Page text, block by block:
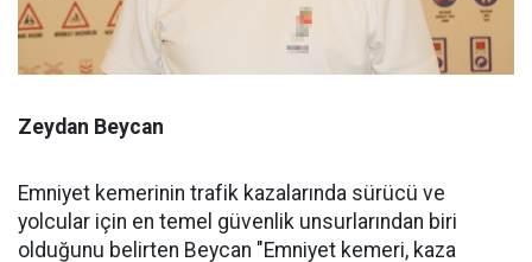
Zeydan Beycan
Emniyet kemerinin trafik kazalarında sürücü ve
yolcular için en temel güvenlik unsurlarından biri
olduğunu belirten Beycan "Emniyet kemeri, kaza